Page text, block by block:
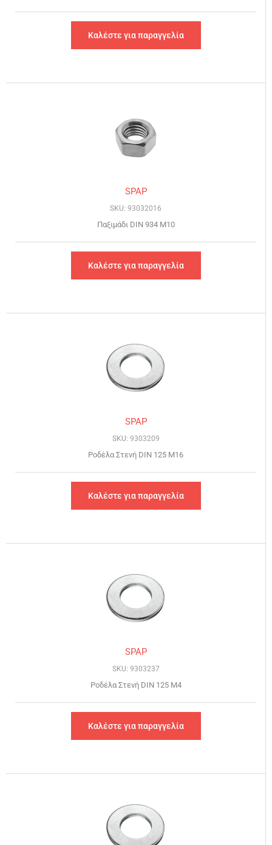
Καλέστε για παραγγελία
SPAP
SKU: 93032016
Παξιμάδι DIN 934 Μ10
Καλέστε για παραγγελία
SPAP
SKU: 9303209
Ροδέλα Στενή DIN 125 Μ16
Καλέστε για παραγγελία
SPAP
SKU: 9303237
Ροδέλα Στενή DIN 125 Μ4
Καλέστε για παραγγελία